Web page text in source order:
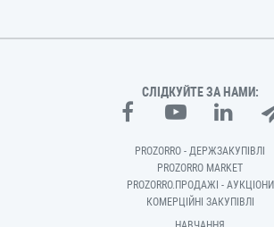
СЛІДКУЙТЕ ЗА НАМИ:
PROZORRO - ДЕРЖЗАКУПІВЛІ
PROZORRO MARKET
PROZORRO.ПРОДАЖІ - АУКЦІОНИ
КОМЕРЦІЙНІ ЗАКУПІВЛІ